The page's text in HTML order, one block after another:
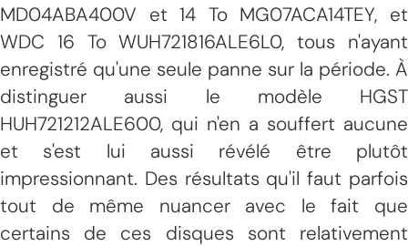
MD04ABA400V et 14 To MG07ACA14TEY, et
WDC 16 To WUH721816ALE6L0, tous n'ayant
enregistré qu'une seule panne sur la période. À
distinguer aussi le modèle HGST
HUH721212ALE600, qui n'en a souffert aucune
et s'est lui aussi révélé être plutôt
impressionnant. Des résultats qu'il faut parfois
tout de même nuancer avec le fait que
certains de ces disques sont relativement